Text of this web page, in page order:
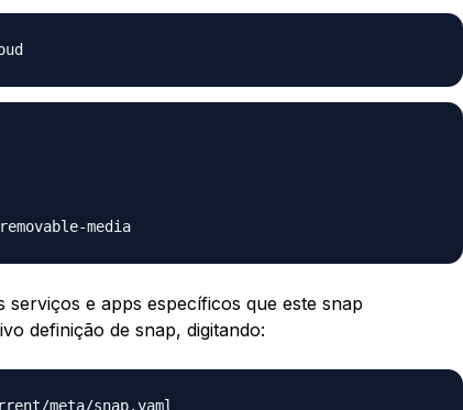
snap interfaces nextcloud
-              nextcloud:removable-media
e apps específicos que este snap
definição de snap, digitando: